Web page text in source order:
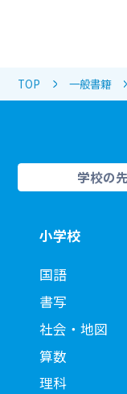
TOP 一般書籍
学校の
小学校
国語
書写
社会・地図
算数
理科